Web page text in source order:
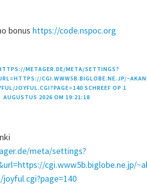
bonus https://code.nspoc.org
METAGER.DE/META/SETTINGS?
CGI.WWW5B.BIGLOBE.NE.JP/
JOYFUL.CGI?PAGE=140 SCHREEF OP 1
AUGUSTUS 2026 OM 19:21:18
meta/settings?
cgi.www5b.biglobe.ne.jp/